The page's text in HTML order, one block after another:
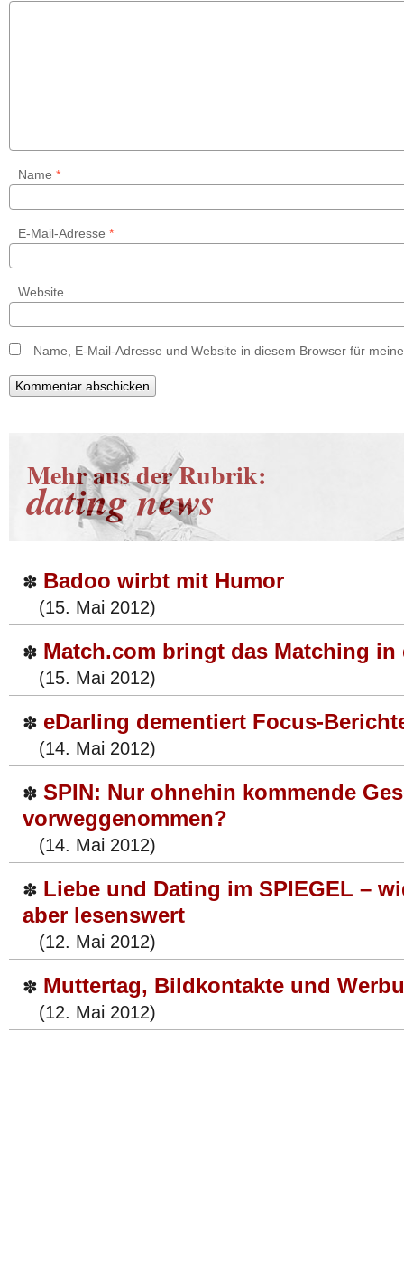
Name *
E-Mail-Adresse *
Website
Name, E-Mail-Adresse und Website in diesem Browser für
Mehr aus der Rubrik:
dating news
✽ Badoo wirbt mit Humor
(15. Mai 2012)
✽ Match.com bringt das Matching in
(15. Mai 2012)
✽ eDarling dementiert Focus-
(14. Mai 2012)
✽ SPIN: Nur ohnehin kommende
vorweggenommen?
(14. Mai 2012)
✽ Liebe und Dating im SPIEGEL –
aber lesenswert
(12. Mai 2012)
✽ Muttertag, Bildkontakte und
(12. Mai 2012)